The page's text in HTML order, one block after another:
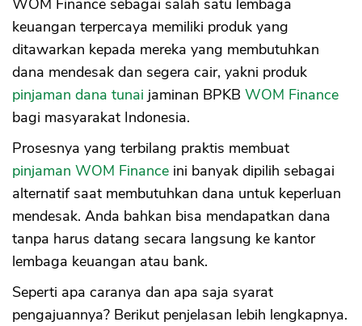
WOM Finance sebagai salah satu lembaga
keuangan terpercaya memiliki produk yang
ditawarkan kepada mereka yang membutuhkan
dana mendesak dan segera cair, yakni produk
pinjaman dana tunai jaminan BPKB WOM Finance
bagi masyarakat Indonesia.
Prosesnya yang terbilang praktis membuat
pinjaman WOM Finance ini banyak dipilih sebagai
alternatif saat membutuhkan dana untuk keperluan
mendesak. Anda bahkan bisa mendapatkan dana
tanpa harus datang secara langsung ke kantor
lembaga keuangan atau bank.
Seperti apa caranya dan apa saja syarat
pengajuannya? Berikut penjelasan lebih lengkapnya.